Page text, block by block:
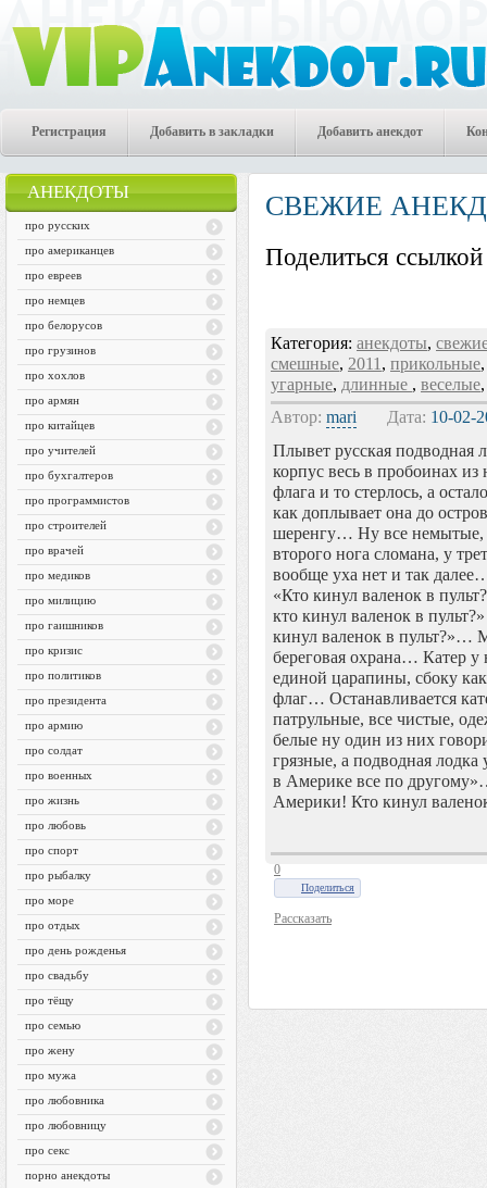
Регистрация Добавить в закладки Добавить анекдот
АНЕКДОТЫ
про русских
про американцев
про евреев
про немцев
про белорусов
про грузинов
про хохлов
про армян
про китайцев
про учителей
про бухгалтеров
про программистов
про строителей
про врачей
про медиков
про милицию
про гаишников
про кризис
про политиков
про президента
про армию
про солдат
про военных
про жизнь
про любовь
про спорт
про рыбалку
про море
про отдых
про день рожденья
про свадьбу
про тёщу
про семью
про жену
про мужа
про любовника
про любовницу
про секс
порно анекдоты
СВЕЖИЕ
Поделиться ссылкой
Категория: анекдоты,
смешные, 2011, прикольные
угарные, длинные , веселые
Автор: mari Дата: 10-02-
Плывет русская подводная
корпус весь в пробоинах
флага и то стерлось, а
как доплывает она до
шеренгу… Ну все немытые,
второго нога сломана, у
вообще уха нет и так
«Кто кинул валенок в
кто кинул валенок в
кинул валенок в пульт?»…
береговая охрана… Катер у
единой царапины, сбоку
флаг… Останавливается
патрульные, все чистые,
белые ну один из них
грязные, а подводная лодка
в Америке все по
Америки! Кто кинул
0
Поделиться
Рассказать